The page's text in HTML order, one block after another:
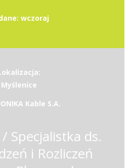
wczoraj
Myślenice
Kable S.A.
Specjalistka ds.
i Rozliczeń